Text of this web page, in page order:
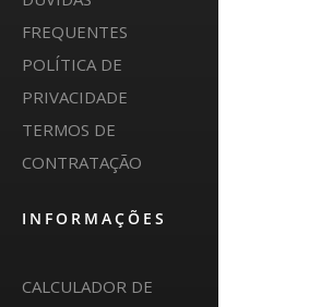
FREQUENTES
POLÍTICA DE
PRIVACIDADE
TERMOS DE
CONTRATAÇÃO
INFORMAÇÕES
CALCULADOR DE